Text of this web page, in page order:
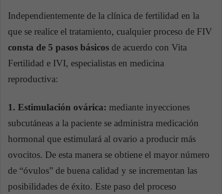
Independientemente de la clínica de fertilidad en la
que se realice el tratamiento, cualquier proceso de FIV
consta de 5 pasos básicos de acuerdo con Vita
Fertilidad e IVI, especialistas en medicina
reproductiva:
1. Estimulación ovárica: mediante inyecciones
subcutáneas a la paciente se administra medicación
hormonal que estimulará al ovario a producir más
ovocitos. De esta manera se obtiene el mayor número
de “óvulos” de buena calidad y se incrementan las
posibilidades de éxito. Este paso del proceso